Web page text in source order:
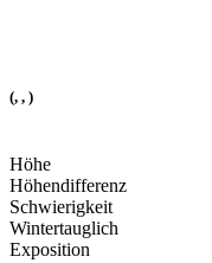
(, , )
Höhe
Höhendifferenz
Schwierigkeit
Wintertauglich
Exposition